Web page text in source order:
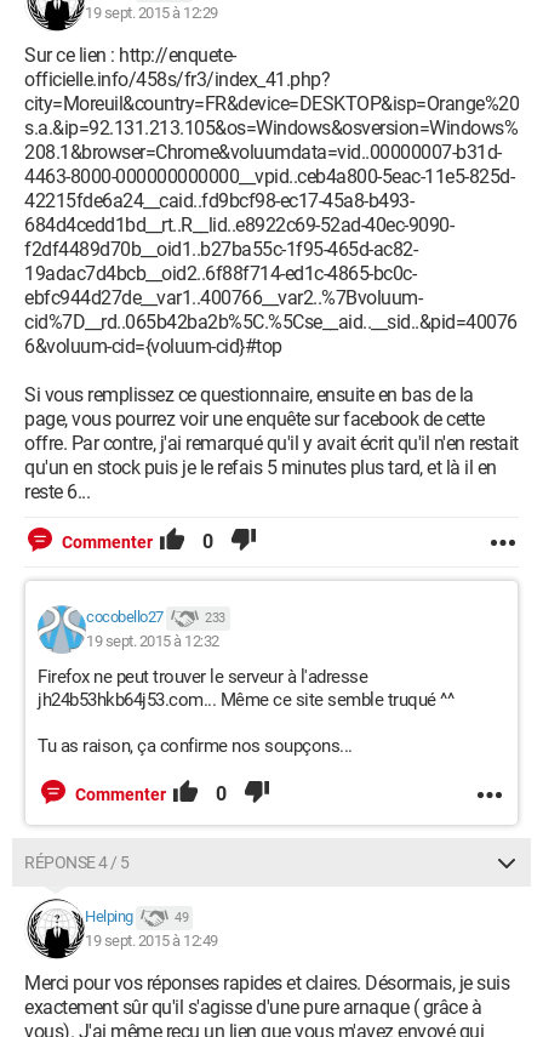
19 sept. 2015 à 12:29
Sur ce lien : http://enquete-
officielle.info/458s/fr3/index_41.php?
city=Moreuil&country=FR&device=DESKTOP&isp=Orange%20
s.a.&ip=92.131.213.105&os=Windows&osversion=Windows%
208.1&browser=Chrome&voluumdata=vid..00000007-b31d-
4463-8000-000000000000__vpid..ceb4a800-5eac-11e5-825d-
42215fde6a24__caid..fd9bcf98-ec17-45a8-b493-
684d4cedd1bd__rt..R__lid..e8922c69-52ad-40ec-9090-
f2df4489d70b__oid1..b27ba55c-1f95-465d-ac82-
19adac7d4bcb__oid2..6f88f714-ed1c-4865-bc0c-
ebfc944d27de__var1..400766__var2..%7Bvoluum-
cid%7D__rd..065b42ba2b%5C.%5Cse__aid..__sid..&pid=40076
6&voluum-cid={voluum-cid}#top
Si vous remplissez ce questionnaire, ensuite en bas de la
page, vous pourrez voir une enquête sur facebook de cette
offre. Par contre, j'ai remarqué qu'il y avait écrit qu'il n'en restait
qu'un en stock puis je le refais 5 minutes plus tard, et là il en
reste 6...
Commenter 0
cocobello27 233
19 sept. 2015 à 12:32
Firefox ne peut trouver le serveur à l'adresse
jh24b53hkb64j53.com... Même ce site semble truqué ^^
Tu as raison, ça confirme nos soupçons...
Commenter 0
RÉPONSE 4 / 5
Helping 49
19 sept. 2015 à 12:49
Merci pour vos réponses rapides et claires. Désormais, je suis
exactement sûr qu'il s'agisse d'une pure arnaque ( grâce à
vous). J'ai même reçu un lien que vous m'avez envoyé qui